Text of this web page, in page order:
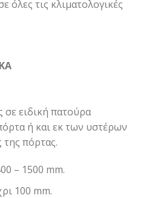
όλες τις κλιματολογικές
ειδική πατούρα
ή και εκ των υστέρων
πόρτας.
– 1500 mm.
100 mm.